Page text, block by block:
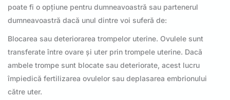
poate fi o opțiune pentru dumneavoastră sau partenerul
dumneavoastră dacă unul dintre voi suferă de:
Blocarea sau deteriorarea trompelor uterine. Ovulele sunt
transferate între ovare și uter prin trompele uterine. Dacă
ambele trompe sunt blocate sau deteriorate, acest lucru
împiedică fertilizarea ovulelor sau deplasarea embrionului
către uter.